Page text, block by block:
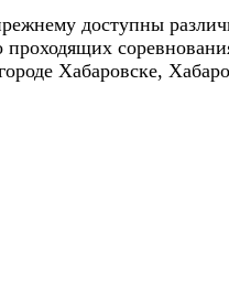
доступны
проходящих
Хабаровске,